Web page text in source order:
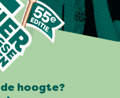
hoogte?